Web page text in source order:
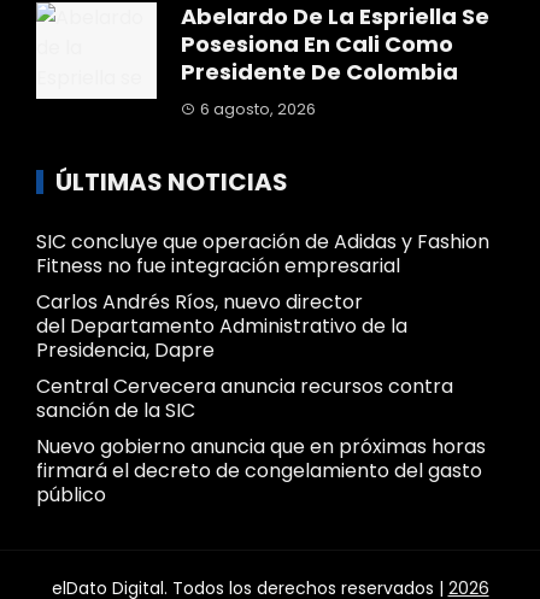
Abelardo De La Espriella Se
Posesiona En Cali Como
Presidente De Colombia
6 agosto, 2026
ÚLTIMAS NOTICIAS
SIC concluye que operación de Adidas y Fashion
Fitness no fue integración empresarial
Carlos Andrés Ríos, nuevo director
del Departamento Administrativo de la
Presidencia, Dapre
Central Cervecera anuncia recursos contra
sanción de la SIC
Nuevo gobierno anuncia que en próximas horas
firmará el decreto de congelamiento del gasto
público
elDato Digital. Todos los derechos reservados | 2026